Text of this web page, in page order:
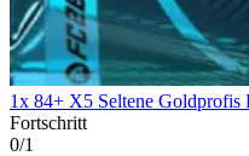
1x 84+ X5 Seltene Goldprofis
Fortschritt
0/1